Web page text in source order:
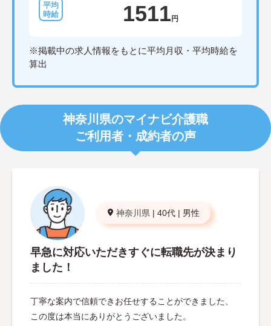
1511円
※掲載中の求人情報をもとに平均月収・平均時給を
算出
神奈川県のマイナビ介護職
ご利用者・成約者の声
神奈川県 | 40代 | 男性
早急に対応いただきすぐに転職先が決まり
ました！
丁寧な案内で信頼できお任せすることができました、
この度は本当にありがとうございました。